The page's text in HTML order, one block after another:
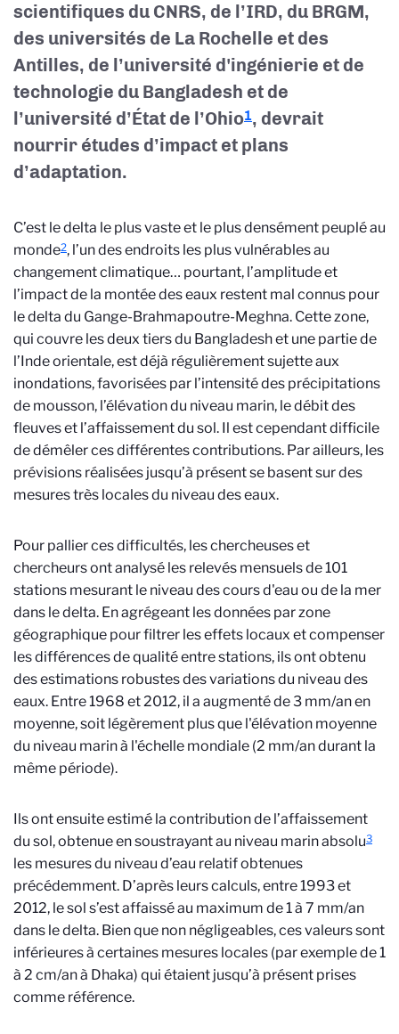
scientifiques du CNRS, de l’IRD, du BRGM,
des universités de La Rochelle et des
Antilles, de l’université d'ingénierie et de
technologie du Bangladesh et de
l’université d’État de l’Ohio1, devrait
nourrir études d’impact et plans
d’adaptation.
C’est le delta le plus vaste et le plus densément peuplé au
monde2, l’un des endroits les plus vulnérables au
changement climatique… pourtant, l’amplitude et
l’impact de la montée des eaux restent mal connus pour
le delta du Gange-Brahmapoutre-Meghna. Cette zone,
qui couvre les deux tiers du Bangladesh et une partie de
l’Inde orientale, est déjà régulièrement sujette aux
inondations, favorisées par l’intensité des précipitations
de mousson, l’élévation du niveau marin, le débit des
fleuves et l’affaissement du sol. Il est cependant difficile
de démêler ces différentes contributions. Par ailleurs, les
prévisions réalisées jusqu’à présent se basent sur des
mesures très locales du niveau des eaux.
Pour pallier ces difficultés, les chercheuses et
chercheurs ont analysé les relevés mensuels de 101
stations mesurant le niveau des cours d'eau ou de la mer
dans le delta. En agrégeant les données par zone
géographique pour filtrer les effets locaux et compenser
les différences de qualité entre stations, ils ont obtenu
des estimations robustes des variations du niveau des
eaux. Entre 1968 et 2012, il a augmenté de 3 mm/an en
moyenne, soit légèrement plus que l'élévation moyenne
du niveau marin à l'échelle mondiale (2 mm/an durant la
même période).
Ils ont ensuite estimé la contribution de l’affaissement
du sol, obtenue en soustrayant au niveau marin absolu3
les mesures du niveau d’eau relatif obtenues
précédemment. D’après leurs calculs, entre 1993 et
2012, le sol s’est affaissé au maximum de 1 à 7 mm/an
dans le delta. Bien que non négligeables, ces valeurs sont
inférieures à certaines mesures locales (par exemple de 1
à 2 cm/an à Dhaka) qui étaient jusqu’à présent prises
comme référence.